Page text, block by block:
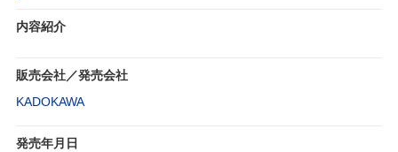
内容紹介
販売会社／発売会社
KADOKAWA
発売年月日